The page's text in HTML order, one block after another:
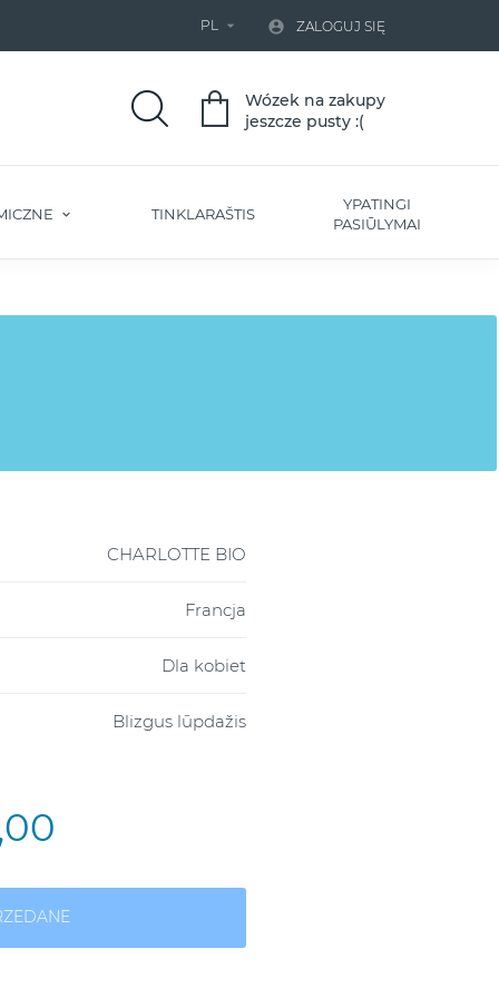
PL   ZALOGUJ SIĘ
Wózek na zakupy
jeszcze pusty :(
TINKLARAŠTIS
YPATINGI
PASIŪLYMAI
CHARLOTTE BIO
Francja
Dla kobiet
Blizgus lūpdažis